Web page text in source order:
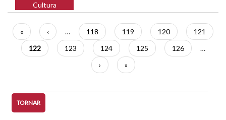
Cultura
Paginació
Primera
pàgina
«
Pàgina
anterior
‹ … Pàgina
118 Pàgina
119 Pàgina
120 Pàgina
121
Pàgina
actual
122 Pàgina
123 Pàgina
124 Pàgina
125 Pàgina
126
…
Pàgina
següent
›
Última
pàgina
»
TORNAR